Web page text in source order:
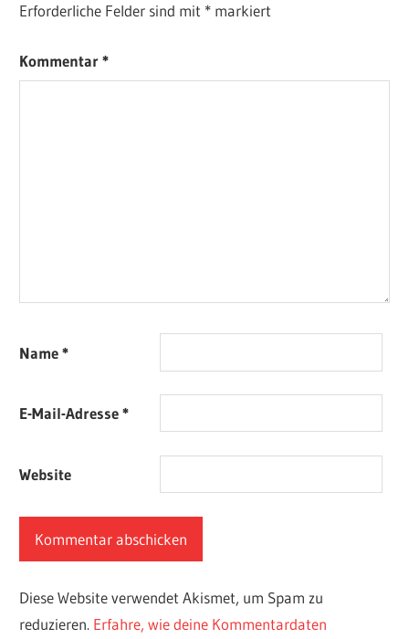
Erforderliche Felder sind mit * markiert
Kommentar*
Name*
E-Mail-Adresse*
Website
Diese Website verwendet Akismet, um Spam zu
reduzieren. Erfahre, wie deine Kommentardaten